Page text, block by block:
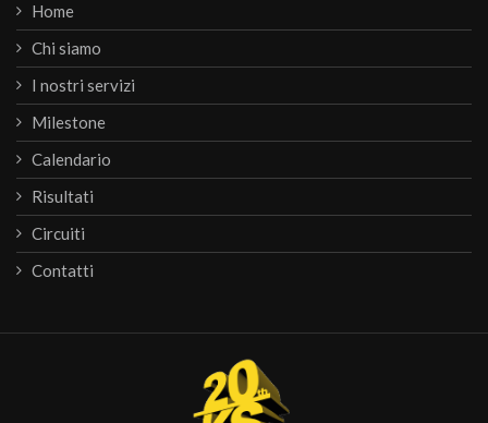
Home
Chi siamo
I nostri servizi
Milestone
Calendario
Risultati
Circuiti
Contatti